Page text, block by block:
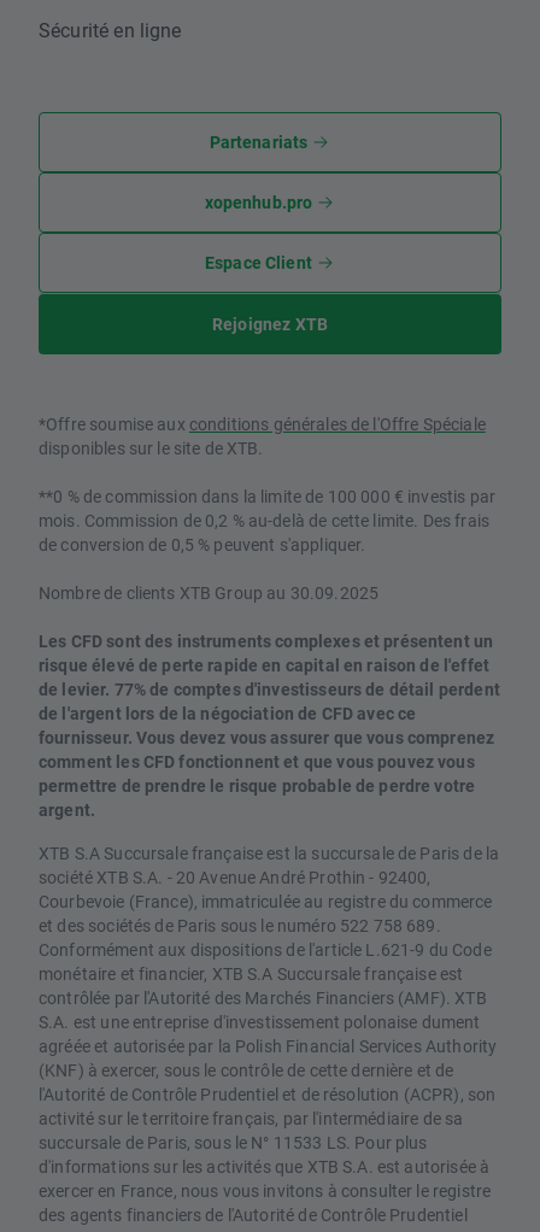
Sécurité en ligne
Partenariats
xopenhub.pro
Espace Client
Rejoignez XTB
*Offre soumise aux conditions générales de l'Offre Spéciale
disponibles sur le site de XTB.
**0 % de commission dans la limite de 100 000 € investis par
mois. Commission de 0,2 % au-delà de cette limite. Des frais
de conversion de 0,5 % peuvent s'appliquer.
Nombre de clients XTB Group au 30.09.2025
Les CFD sont des instruments complexes et présentent un
risque élevé de perte rapide en capital en raison de l'effet
de levier. 77% de comptes d'investisseurs de détail perdent
de l'argent lors de la négociation de CFD avec ce
fournisseur. Vous devez vous assurer que vous comprenez
comment les CFD fonctionnent et que vous pouvez vous
permettre de prendre le risque probable de perdre votre
argent.
XTB S.A Succursale française est la succursale de Paris de la
société XTB S.A. - 20 Avenue André Prothin - 92400,
Courbevoie (France), immatriculée au registre du commerce
et des sociétés de Paris sous le numéro 522 758 689.
Conformément aux dispositions de l'article L.621-9 du Code
monétaire et financier, XTB S.A Succursale française est
contrôlée par l'Autorité des Marchés Financiers (AMF). XTB
S.A. est une entreprise d'investissement polonaise dument
agréée et autorisée par la Polish Financial Services Authority
(KNF) à exercer, sous le contrôle de cette dernière et de
l'Autorité de Contrôle Prudentiel et de résolution (ACPR), son
activité sur le territoire français, par l'intermédiaire de sa
succursale de Paris, sous le N° 11533 LS. Pour plus
d'informations sur les activités que XTB S.A. est autorisée à
exercer en France, nous vous invitons à consulter le registre
des agents financiers de l'Autorité de Contrôle Prudentiel